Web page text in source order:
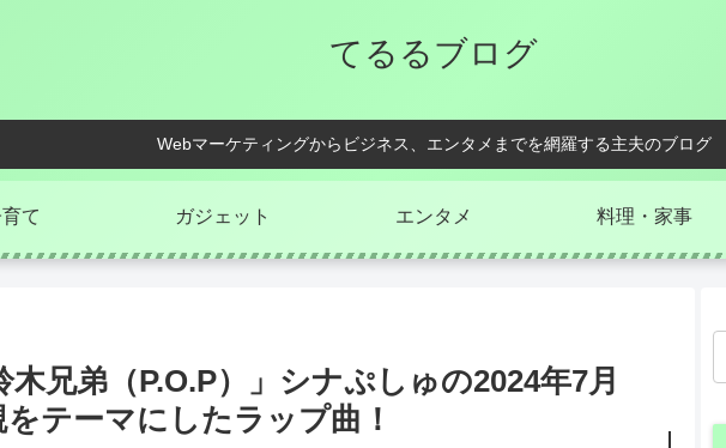
てるるブログ
Webマーケティングからビジネス、エンタメまでを網羅する主夫のブログ
て ガジェット エンタメ 料理・家事
木兄弟（P.O.P）」シナぷしゅの2024年7月
テーマにしたラップ曲！